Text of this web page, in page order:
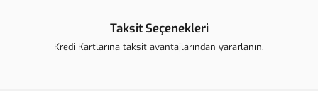
Taksit Seçenekleri
Kredi Kartlarına taksit avantajlarından yararlanın.